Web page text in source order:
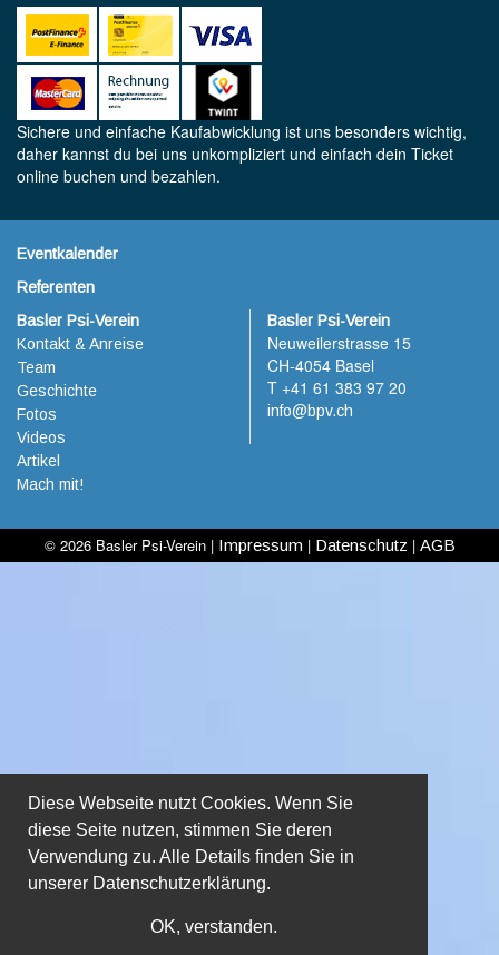
Diese Webseite nutzt Cookies. Wenn Sie
diese Seite nutzen, stimmen Sie deren
Verwendung zu. Alle Details finden Sie in
unserer Datenschutzerklärung.
OK, verstanden.
Sichere und einfache Kaufabwicklung ist uns besonders wichtig,
daher kannst du bei uns unkompliziert und einfach dein Ticket
online buchen und bezahlen.
Eventkalender
Referenten
Basler Psi-Verein
Kontakt & Anreise
Team
Geschichte
Fotos
Videos
Artikel
Mach mit!
Basler Psi-Verein
Neuweilerstrasse 15
CH-4054 Basel
T +41 61 383 97 20
info@bpv.ch
© 2026 Basler Psi-Verein | Impressum| Datenschutz | AGB